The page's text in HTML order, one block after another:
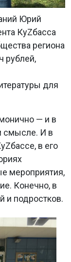
Юрий
КуZбасса
региона
рублей,
для
— и в
смысле. И в
в его
мероприятия,
Конечно, в
и подростков.